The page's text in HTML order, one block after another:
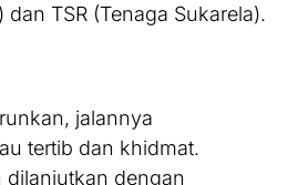
dan TSR (Tenaga Sukarela).
jalannya
tertib dan khidmat.
dilanjutkan dengan